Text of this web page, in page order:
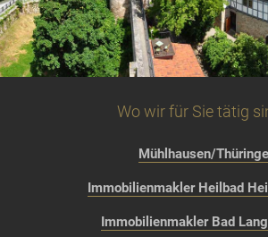
Wo wir für Sie tätig
Mühlhausen/
Immobilienmakler Heilbad
Immobilienmakler Bad